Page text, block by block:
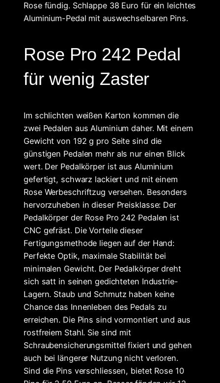
Rose fündig. Schlappe 38 Euro für ein leichtes
Aluminium-Pedal mit auswechselbaren Pins.
Rose Pro 242 Pedal
für wenig Zaster
Im schlichten weißen Karton kommen die
zwei Pedalen aus Aluminium daher. Mit einem
Gewicht von 192 g pro Seite sind die
günstigen Pedalen mehr als nur einen Blick
wert. Der Pedalkörper ist aus Aluminium
gefertigt, schwarz lackiert und mit einem
Rose Werbeschriftzug versehen. Besonders
hervorzuheben in dieser Preisklasse: Der
Pedalkörper der Rose Pro 242 Pedalen ist
CNC gefräst. Die Vorteile dieser
Fertigungsmethode liegen auf der Hand:
Perfekte Optik, maximale Stabilität bei
minimalen Gewicht. Der Pedalkörper dreht
sich satt in seinen gedichteten Industrie-
Lagern. Staub und Schmutz haben keine
Chance das Innenleben des Pedals zu
erreichen. Die Pins sind vormontiert und aus
rostfreiem Stahl. Sie sind mit
Schraubensicherungsmittel fixiert und gehen
auch bei längerer Nutzung nicht verloren.
Sind die Pins verschliessen, bietet Rose 10